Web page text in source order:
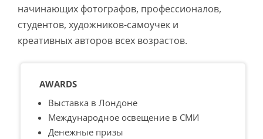
начинающих фотографов, профессионалов,
студентов, художников-самоучек и
креативных авторов всех возрастов.
AWARDS
Выставка в Лондоне
Международное освещение в СМИ
Денежные призы